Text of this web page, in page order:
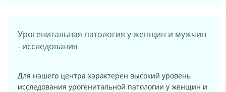
Урогенитальная патология у женщин и мужчин
- исследования
Для нашего центра характерен высокий уровень
исследования урогенитальной патологии у женщин и